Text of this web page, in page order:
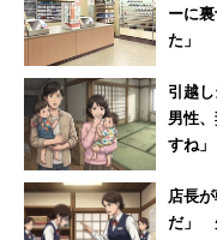
「今でも完全には
がいちばんキツか
参加させられる
「一時期朝のゴミ
って一応精神科卒
い。本当にシャレ
「社交的で明るく
ーに
た」
引越
男性
すね
店長
だ」